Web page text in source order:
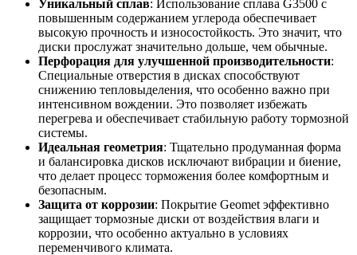
Уникальный сплав: Использование сплава G3500 с
повышенным содержанием углерода обеспечивает
высокую прочность и износостойкость. Это значит, что
диски прослужат значительно дольше, чем обычные.
Перфорация для улучшенной производительности:
Специальные отверстия в дисках способствуют
снижению тепловыделения, что особенно важно при
интенсивном вождении. Это позволяет избежать
перегрева и обеспечивает стабильную работу тормозной
системы.
Идеальная геометрия: Тщательно продуманная форма
и балансировка дисков исключают вибрации и биение,
что делает процесс торможения более комфортным и
безопасным.
Защита от коррозии: Покрытие Geomet эффективно
защищает тормозные диски от воздействия влаги и
коррозии, что особенно актуально в условиях
переменчивого климата.